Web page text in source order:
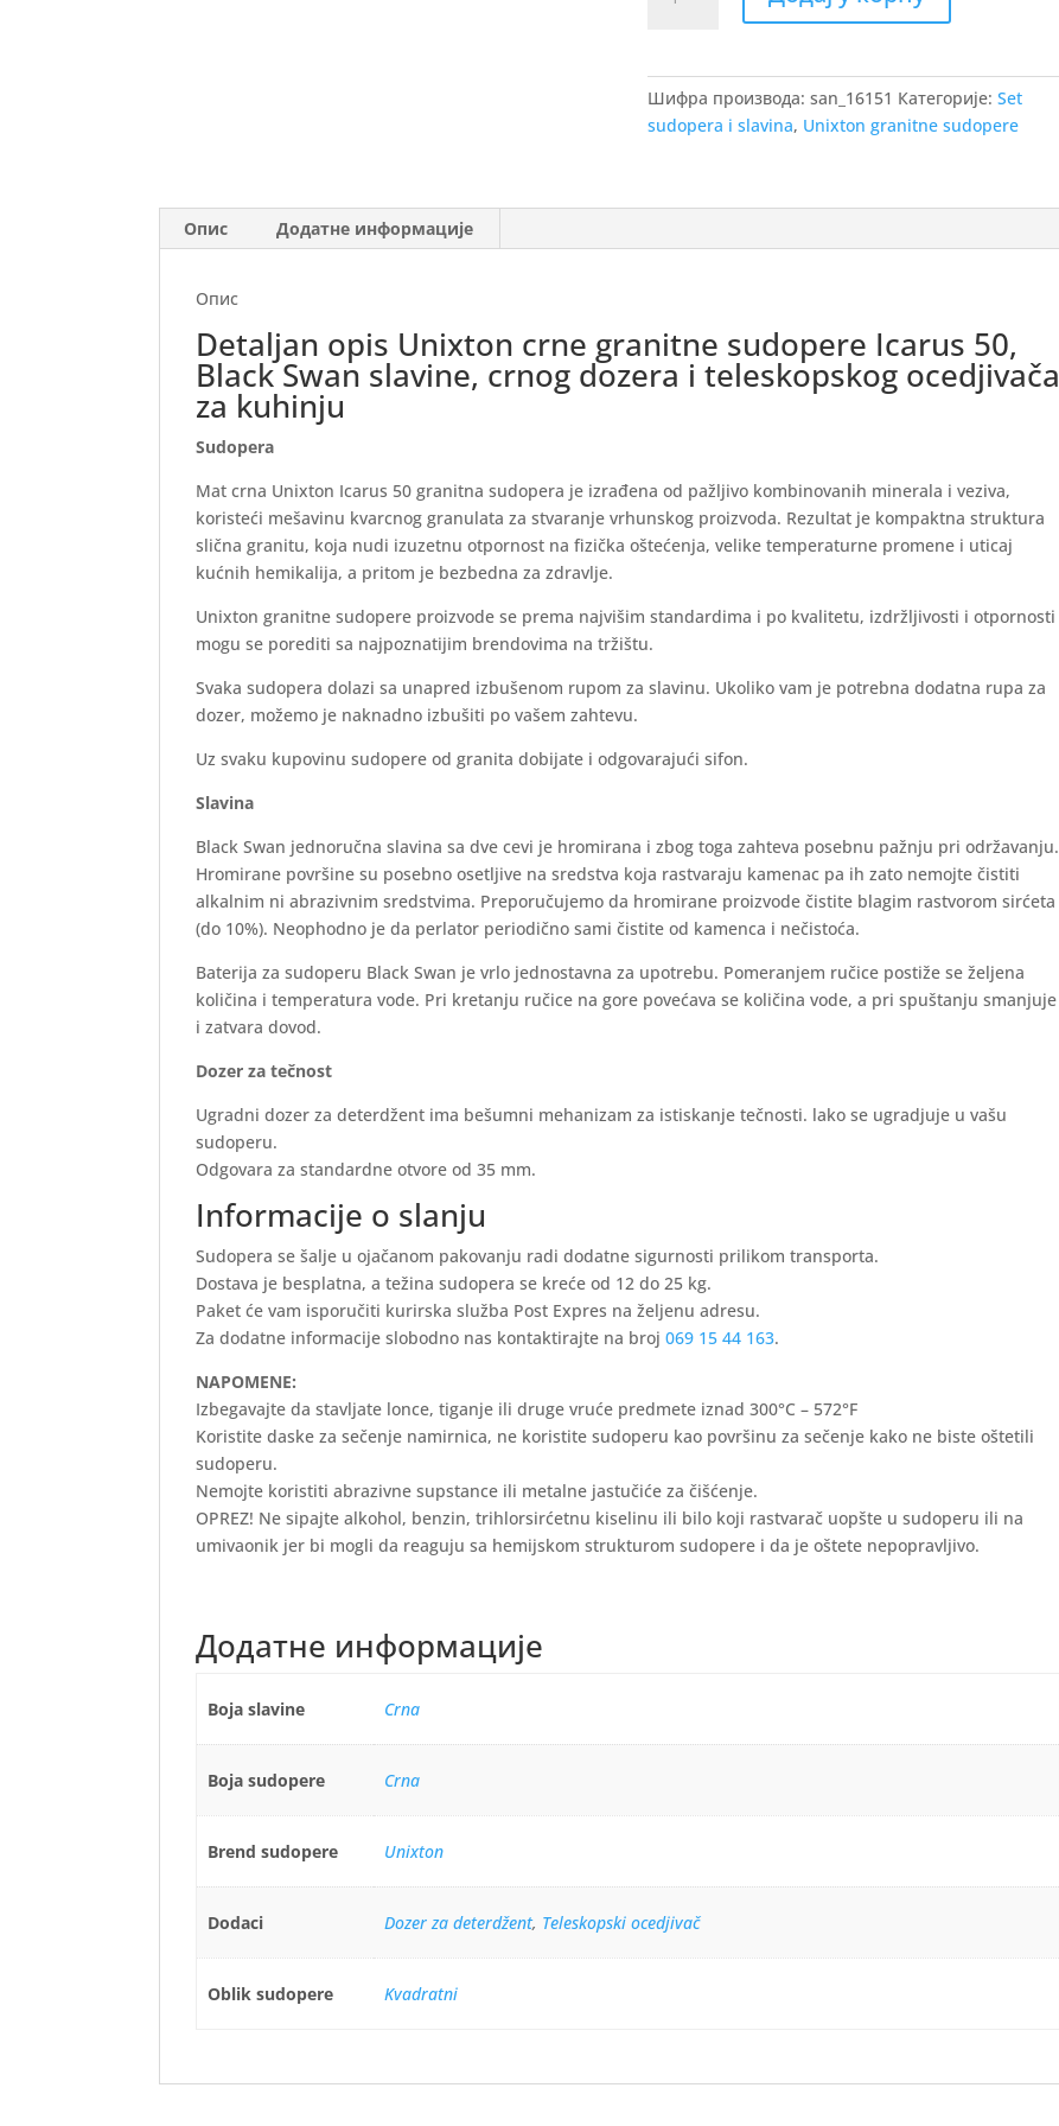
Icarus
black
dozer
ocedjivač
количина
Шифра производа:san_16151 Категорије:Set
sudopera i slavina, Unixton granitne sudopere
Опис Додатне информације
Опис
Detaljan opis Unixton crne granitne sudopere Icarus 50,
Black Swan slavine, crnog dozera i teleskopskog ocedjivača
za kuhinju
Sudopera
Mat crna Unixton Icarus 50 granitna sudopera je izrađena od pažljivo kombinovanih minerala i veziva,
koristeći mešavinu kvarcnog granulata za stvaranje vrhunskog proizvoda. Rezultat je kompaktna struktura
slična granitu, koja nudi izuzetnu otpornost na fizička oštećenja, velike temperaturne promene i uticaj
kućnih hemikalija, a pritom je bezbedna za zdravlje.
Unixton granitne sudopere proizvode se prema najvišim standardima i po kvalitetu, izdržljivosti i otpornosti
mogu se porediti sa najpoznatijim brendovima na tržištu.
Svaka sudopera dolazi sa unapred izbušenom rupom za slavinu. Ukoliko vam je potrebna dodatna rupa za
dozer, možemo je naknadno izbušiti po vašem zahtevu.
Uz svaku kupovinu sudopere od granita dobijate i odgovarajući sifon.
Slavina
Black Swan jednoručna slavina sa dve cevi je hromirana i zbog toga zahteva posebnu pažnju pri održavanju.
Hromirane površine su posebno osetljive na sredstva koja rastvaraju kamenac pa ih zato nemojte čistiti
alkalnim ni abrazivnim sredstvima. Preporučujemo da hromirane proizvode čistite blagim rastvorom sirćeta
(do 10%). Neophodno je da perlator periodično sami čistite od kamenca i nečistoća.
Baterija za sudoperu Black Swan je vrlo jednostavna za upotrebu. Pomeranjem ručice postiže se željena
količina i temperatura vode. Pri kretanju ručice na gore povećava se količina vode, a pri spuštanju smanjuje
i zatvara dovod.
Dozer za tečnost
Ugradni dozer za deterdžent ima bešumni mehanizam za istiskanje tečnosti. lako se ugradjuje u vašu
sudoperu.
Odgovara za standardne otvore od 35 mm.
Informacije o slanju
Sudopera se šalje u ojačanom pakovanju radi dodatne sigurnosti prilikom transporta.
Dostava je besplatna, a težina sudopera se kreće od 12 do 25 kg.
Paket će vam isporučiti kurirska služba Post Expres na željenu adresu.
Za dodatne informacije slobodno nas kontaktirajte na broj069 15 44 163.
NAPOMENE:
Izbegavajte da stavljate lonce, tiganje ili druge vruće predmete iznad 300°C – 572°F
Koristite daske za sečenje namirnica, ne koristite sudoperu kao površinu za sečenje kako ne biste oštetili
sudoperu.
Nemojte koristiti abrazivne supstance ili metalne jastučiće za čišćenje.
OPREZ! Ne sipajte alkohol, benzin, trihlorsirćetnu kiselinu ili bilo koji rastvarač uopšte u sudoperu ili na
umivaonik jer bi mogli da reaguju sa hemijskom strukturom sudopere i da je oštete nepopravljivo.
Додатне информације
Boja slavine Crna
Boja sudopere Crna
Brend sudopere Unixton
Dodaci Dozer za deterdžent, Teleskopski ocedjivač
Oblik sudopere Kvadratni